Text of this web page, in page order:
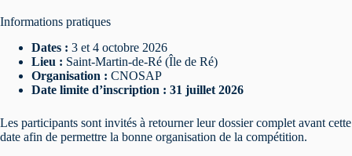
Informations pratiques
Dates : 3 et 4 octobre 2026
Lieu : Saint-Martin-de-Ré (Île de Ré)
Organisation : CNOSAP
Date limite d’inscription : 31 juillet 2026
Les participants sont invités à retourner leur dossier complet avant cette
date afin de permettre la bonne organisation de la compétition.